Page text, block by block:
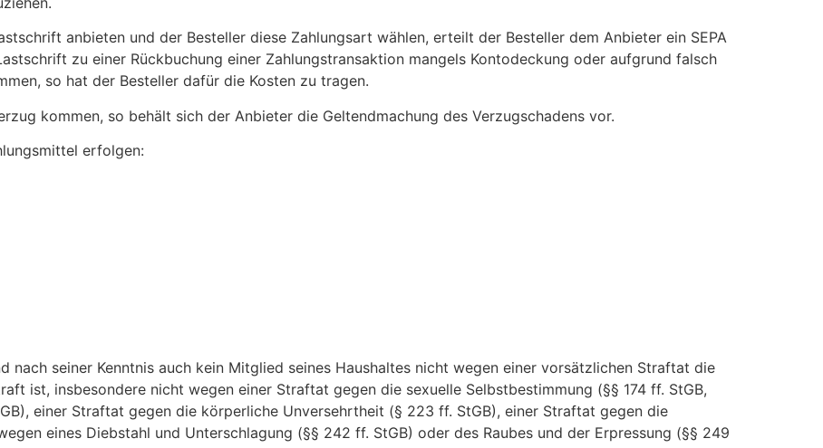
anbieten und der Besteller diese Zahlungsart wählen, erteilt der Besteller dem Anbieter ein SEPA
zu einer Rückbuchung einer Zahlungstransaktion mangels Kontodeckung oder aufgrund falsch
so hat der Besteller dafür die Kosten zu tragen.
kommen, so behält sich der Anbieter die Geltendmachung des Verzugschadens vor.
erfolgen:
nach seiner Kenntnis auch kein Mitglied seines Haushaltes nicht wegen einer vorsätzlichen Straftat die
ist, insbesondere nicht wegen einer Straftat gegen die sexuelle Selbstbestimmung (§§ 174 ff. StGB,
einer Straftat gegen die körperliche Unversehrtheit (§ 223 ff. StGB), einer Straftat gegen die
eines Diebstahl und Unterschlagung (§§ 242 ff. StGB) oder des Raubes und der Erpressung (§§ 249